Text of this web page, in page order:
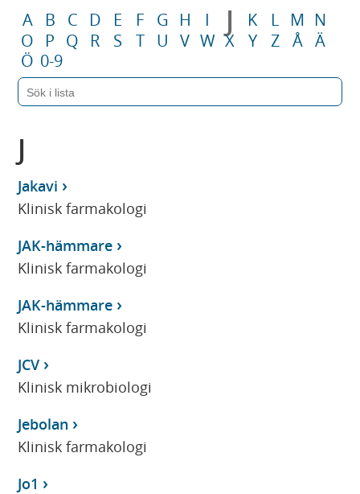
A B C D E F G H I J K L M N
O
P Q R S T U V W X Y Z Å Ä
Ö 0-9
J
Jakavi
Klinisk farmakologi
JAK-hämmare
Klinisk farmakologi
JAK-hämmare
Klinisk farmakologi
JCV
Klinisk mikrobiologi
Jebolan
Klinisk farmakologi
Jo1